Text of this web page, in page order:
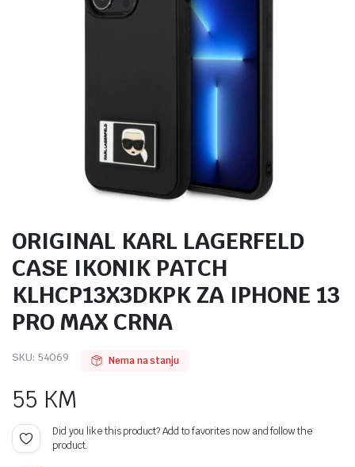
ORIGINAL KARL LAGERFELD
CASE IKONIK PATCH
KLHCP13X3DKPK ZA IPHONE 13
PRO MAX CRNA
SKU: 54069 Nema na stanju
55 KM
Did you like this product? Add to favorites now and follow the
product.